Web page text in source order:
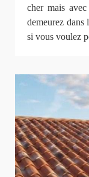
cher mais
demeurez
si vous voulez